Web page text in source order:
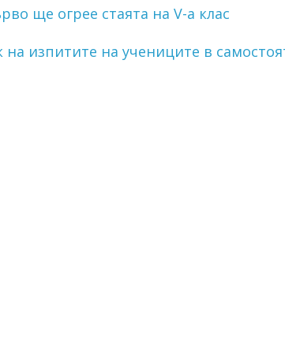
ще огрее стаята на V-a клас
на изпитите на учениците в